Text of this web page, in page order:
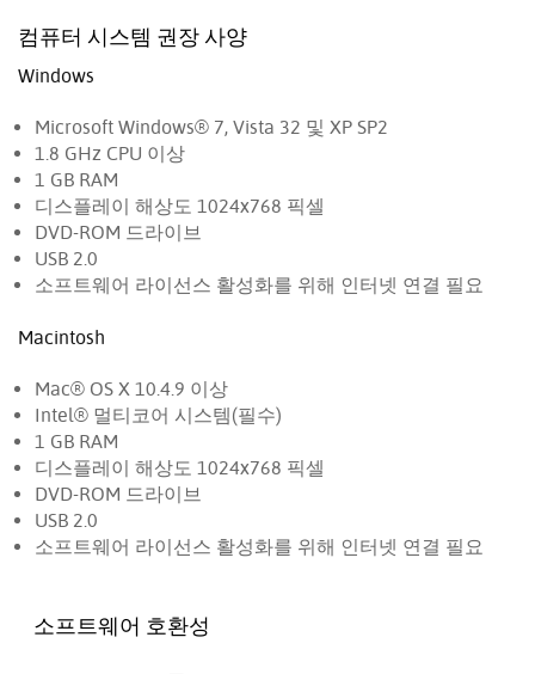
컴퓨터 시스템 권장 사양
Windows
Microsoft Windows® 7, Vista 32 및 XP SP2
1.8 GHz CPU 이상
1 GB RAM
디스플레이 해상도 1024x768 픽셀
DVD-ROM 드라이브
USB 2.0
소프트웨어 라이선스 활성화를 위해 인터넷 연결 필요
Macintosh
Mac® OS X 10.4.9 이상
Intel® 멀티코어 시스템(필수)
1 GB RAM
디스플레이 해상도 1024x768 픽셀
DVD-ROM 드라이브
USB 2.0
소프트웨어 라이선스 활성화를 위해 인터넷 연결 필요
소프트웨어 호환성